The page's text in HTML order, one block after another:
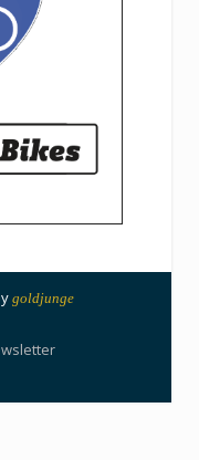
goldjunge